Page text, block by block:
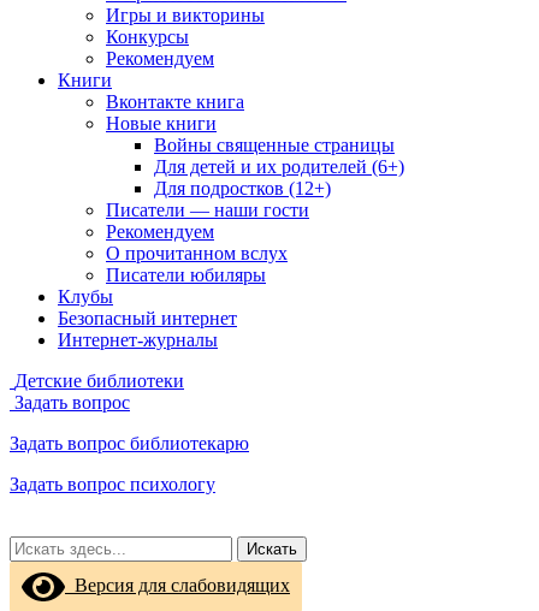
Игры и викторины
Конкурсы
Рекомендуем
Книги
Вконтакте книга
Новые книги
Войны священные страницы
Для детей и их родителей (6+)
Для подростков (12+)
Писатели — наши гости
Рекомендуем
О прочитанном вслух
Писатели юбиляры
Клубы
Безопасный интернет
Интернет-журналы
Детские библиотеки
Задать вопрос
Задать вопрос библиотекарю
Задать вопрос психологу
Искать
Версия для слабовидящих